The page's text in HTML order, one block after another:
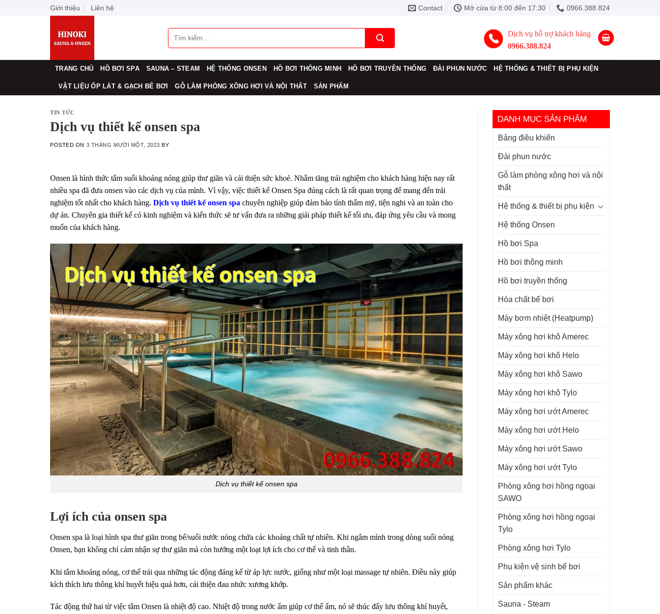
Giới thiệu Liên hệ Contact Mở cửa từ 8:00 đến 17:30 0966.388.824
Tìm
kiếm:
Dịch vụ hỗ trợ khách hàng
0966.388.824
TRANG CHỦ HỒ BƠI SPA SAUNA – STEAM HỆ THỐNG ONSEN HỒ BƠI THÔNG MINH HỒ BƠI TRUYỀN THỐNG ĐÀI PHUN NƯỚC HỆ THỐNG & THIẾT BỊ PHỤ KIỆN
VẬT LIỆU ỐP LÁT & GẠCH BỂ BƠI GỖ LÀM PHÒNG XÔNG HƠI VÀ NỘI THẤT SẢN PHẨM
TIN TỨC
Dịch vụ thiết kế onsen spa
POSTED ON 3 THÁNG MƯỜI MỘT, 2023 BY
Onsen là hình thức tắm suối khoáng nóng giúp thư giãn và cải thiện sức khoẻ. Nhằm tăng trải nghiệm cho khách hàng hiện nay rất
nhiều spa đã đưa onsen vào các dịch vụ của mình. Vì vậy, việc thiết kế Onsen Spa đúng cách là rất quan trọng để mang đến trải
nghiệm tốt nhất cho khách hàng. Dịch vụ thiết kế onsen spa chuyên nghiệp giúp đảm bảo tính thẩm mỹ, tiện nghi và an toàn cho
dự án. Chuyên gia thiết kế có kinh nghiệm và kiến thức sẽ tư vấn đưa ra những giải pháp thiết kế tối ưu, đáp ứng yêu cầu và mong
muốn của khách hàng.
Dịch vụ thiết kế onsen spa
Lợi ích của onsen spa
Onsen spa là loại hình spa thư giãn trong bể/suối nước nóng chứa các khoáng chất tự nhiên. Khi ngâm mình trong dòng suối nóng
Onsen, bạn không chỉ cảm nhận sự thư giãn mà còn hưởng một loạt lợi ích cho cơ thể và tinh thần.
Khi tắm khoáng nóng, cơ thể trải qua những tác động đáng kể từ áp lực nước, giống như một loại massage tự nhiên. Điều này giúp
kích thích lưu thông khí huyết hiệu quả hơn, cải thiện đau nhức xương khớp.
Tác động thứ hai từ việc tắm Onsen là nhiệt độ cao. Nhiệt độ trong nước ấm giúp cơ thể ấm, nó sẽ thúc đẩy lưu thông khí huyết,
DANH MỤC SẢN PHẨM
Bảng điều khiển
Đài phun nước
Gỗ làm phòng xông hơi và nội
thất
Hệ thống & thiết bị phụ kiện
Hệ thống Onsen
Hồ bơi Spa
Hồ bơi thông minh
Hồ bơi truyền thống
Hóa chất bể bơi
Máy bơm nhiệt (Heatpump)
Máy xông hơi khô Amerec
Máy xông hơi khô Helo
Máy xông hơi khô Sawo
Máy xông hơi khô Tylo
Máy xông hơi ướt Amerec
Máy xông hơi ướt Helo
Máy xông hơi ướt Sawo
Máy xông hơi ướt Tylo
Phòng xông hơi hồng ngoại
SAWO
Phòng xông hơi hồng ngoại
Tylo
Phòng xông hơi Tylo
Phụ kiện vệ sinh bể bơi
Sản phẩm khác
Sauna - Steam